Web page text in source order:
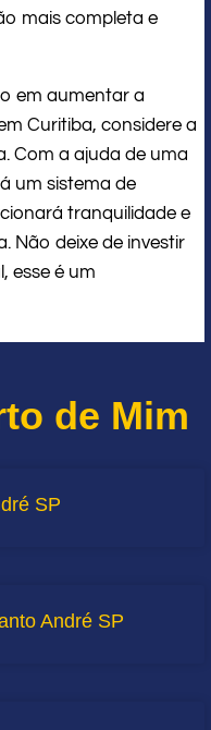
mais completa e
em aumentar a
Curitiba, considere a
Com a ajuda de uma
um sistema de
tranquilidade e
Não deixe de investir
esse é um
de Mim
SP
André SP